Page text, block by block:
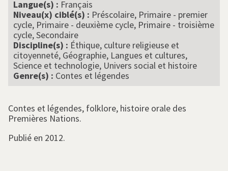
Langue(s) : Français
Niveau(x) ciblé(s) : Préscolaire, Primaire - premier
cycle, Primaire - deuxième cycle, Primaire - troisième
cycle, Secondaire
Discipline(s) : Éthique, culture religieuse et
citoyenneté, Géographie, Langues et cultures,
Science et technologie, Univers social et histoire
Genre(s) : Contes et légendes
Contes et légendes, folklore, histoire orale des
Premières Nations.
Publié en 2012.